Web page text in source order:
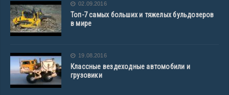
02.09.2016
Топ-7 самых больших и тяжелых бульдозеров
в мире
19.08.2016
Классные вездеходные автомобили и
грузовики